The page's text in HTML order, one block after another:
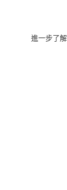
進一步了解